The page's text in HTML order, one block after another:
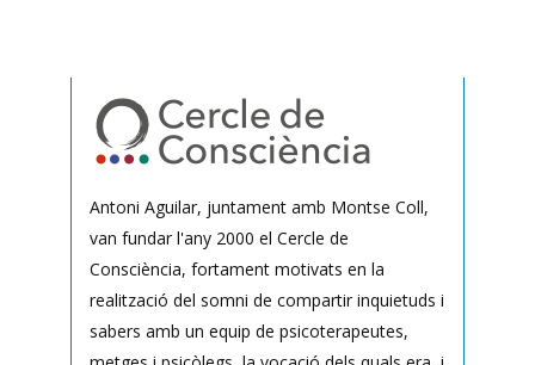
Antoni Aguilar, juntament amb Montse Coll,
van fundar l'any 2000 el Cercle de
Consciència, fortament motivats en la
realització del somni de compartir inquietuds i
sabers amb un equip de psicoterapeutes,